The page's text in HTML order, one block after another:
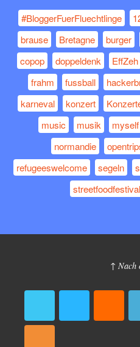
#BloggerFuerFluechtlinge
brause
Bretagne burger
copop
doppeldenk EffZeh
frahm
fussball
karneval
konzert
music
musik myself
normandie
refugeeswelcome
segeln
streetfoodfestival
↑ Nach